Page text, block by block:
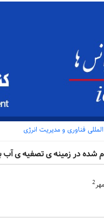
فناوری و مدیریت انرژی
شده در زمینه ی تصفیه ی آب
2